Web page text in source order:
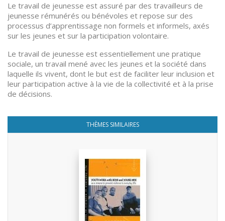
Le travail de jeunesse est assuré par des travailleurs de
jeunesse rémunérés ou bénévoles et repose sur des
processus d’apprentissage non formels et informels, axés
sur les jeunes et sur la participation volontaire.
Le travail de jeunesse est essentiellement une pratique
sociale, un travail mené avec les jeunes et la société dans
laquelle ils vivent, dont le but est de faciliter leur inclusion et
leur participation active à la vie de la collectivité et à la prise
de décisions.
THÈMES SIMILAIRES